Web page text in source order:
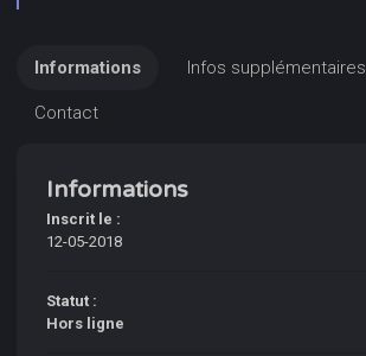
Informations Infos supplémentaires
Contact
Informations
Inscrit le :
12-05-2018
Statut :
Hors ligne